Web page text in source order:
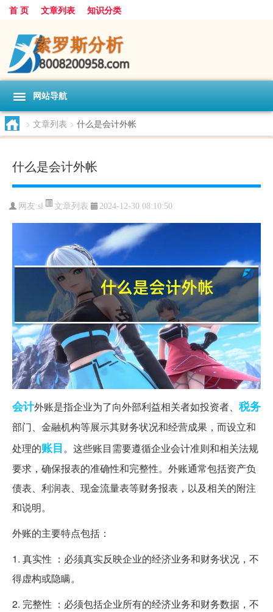
首 页 文章列表 知识分类
网站导航
> 文章列表 > 什么是会计外帐
什么是会计外帐
网友:sl 文章列表 2024-12-30 08:10:50
会计外账是指企业为了向外部利益相关者如投资者、 税务
部门、金融机构等展示其财务状况和经营成果，而设立和
处理的账目。这些账目需要遵循企业会计准则和相关法规
要求，确保报表的准确性和完整性。外账通常包括资产负
债表、利润表、现金流量表等财务报表，以及相关的附注
和说明。
外账的主要特点包括：
1. 真实性 ：必须真实反映企业的经济业务和财务状况，不
得虚构或隐瞒。
2. 完整性 ：必须包括企业所有的经济业务和财务数据，不